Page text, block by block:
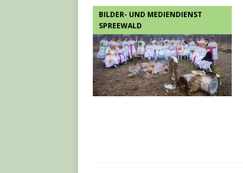
BILDER- UND MEDIENDIENST
SPREEWALD